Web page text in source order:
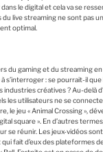
le digital et cela va se
du live streaming ne sont pas
optimal.
du gaming et du streaming
s’interroger : se pourrait-il que
créatives ? Au-delà
les utilisateurs ne se
le jeu « Animal Crossing »,
square ». En d’autres
se réunir. Les jeux-vidéos
fait d’eux des plateformes